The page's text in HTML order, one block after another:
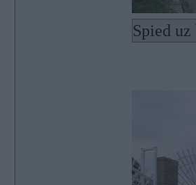
Spied